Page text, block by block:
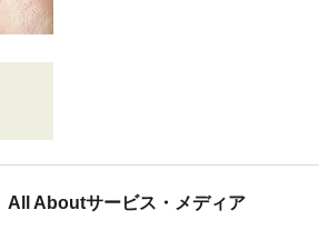
All Aboutサービス・メディア